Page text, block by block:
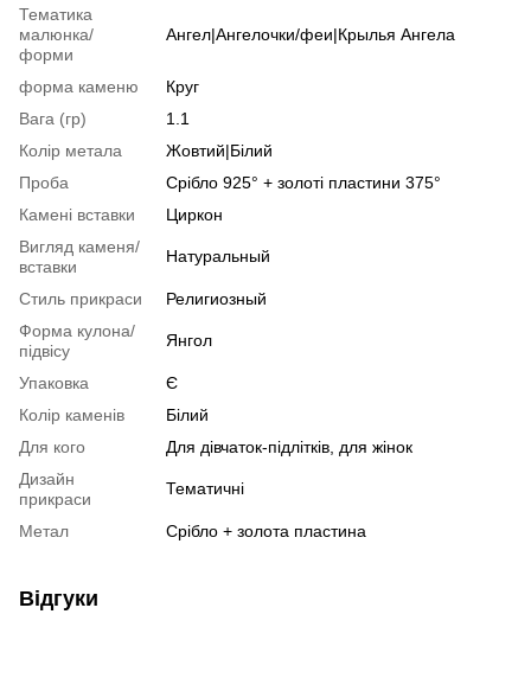
Тематика
малюнка/
форми
Ангел|Ангелочки/феи|Крылья Ангела
форма каменю
Круг
Вага (гр)
1.1
Колір метала
Жовтий|Білий
Проба
Срібло 925° + золоті пластини 375°
Камені вставки
Циркон
Вигляд каменя/
вставки
Натуральный
Стиль прикраси
Религиозный
Форма кулона/
підвісу
Янгол
Упаковка
Є
Колір каменів
Білий
Для кого
Для дівчаток-підлітків, для жінок
Дизайн
прикраси
Тематичні
Метал Срібло + золота пластина
Відгуки